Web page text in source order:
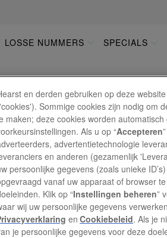
LOSSE NUMMERS SPECIALS
Hoe kan ik een
Wanneer ontvang
en derden gebruiken op deze
Sommige cookies zijn nodig om
maken; deze cookies worden
Als u op “Accepteren
advertentietechnologie
en anderen (gezamenlijk
persoonlijke gegevens (zoals unieke
vanaf uw apparaat of browser
Klik op “Instellingen beheren”
wij uw persoonlijke gegevens
enCookiebeleid. Als je
je persoonlijke gegevens voor deze